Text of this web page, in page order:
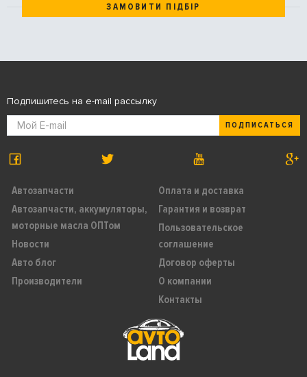
ЗАМОВИТИ ПІДБІР
Автозапчасти
Автозапчасти, аккумуляторы,
моторные масла ОПТом
Новости
Авто блог
Производители
Оплата и доставка
Гарантия и возврат
Пользовательское
соглашение
Договор оферты
О компании
Контакты
Подпишитесь на e-mail рассылку
ПОДПИСАТЬСЯ